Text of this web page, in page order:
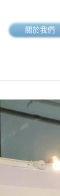
關於我們